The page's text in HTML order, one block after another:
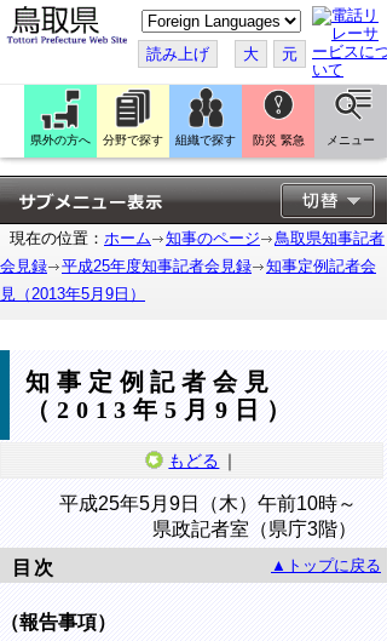
こ
の
ペ
ー
ジ
翻
訳
す
る
読み上げ 大 元
県外の方へ 分野で探す 組織で探す 防災 緊急 メニュー
現在の位置： ホーム 知事のページ
鳥取県知事記者
会見録
平成25年度知事記者会見録
知事定例記者会
見（2013年5月9日）
知事定例記者会見
（2013年5月9日）
もどる ｜
平成25年5月9日（木）午前10時～
県政記者室（県庁3階）
目次
▲トップに戻る
（報告事項）